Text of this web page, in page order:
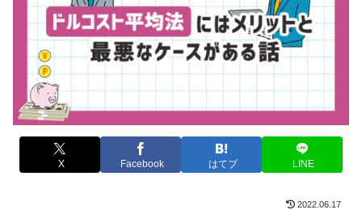
X Facebook はてブ LINE
2022.06.17